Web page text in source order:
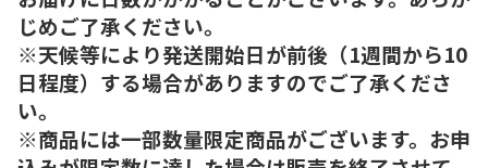
じめご了承ください。
※天候等により発送開始日が前後（1週間から10
日程度）する場合がありますのでご了承くださ
い。
※商品には一部数量限定商品がございます。お申